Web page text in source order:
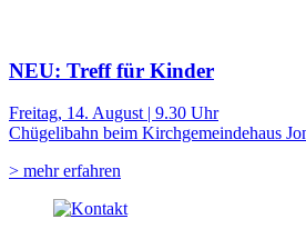
NEU: Treff für Kinder
Freitag, 14. August | 9.30 Uhr
Chügelibahn beim Kirchgemeindehaus
> mehr erfahren